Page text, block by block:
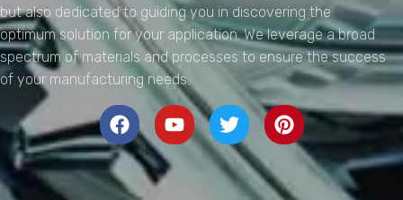
but also dedicated to guiding you in discovering the
optimum solution for your application. We leverage a broad
spectrum of materials and processes to ensure the success
of your manufacturing needs.